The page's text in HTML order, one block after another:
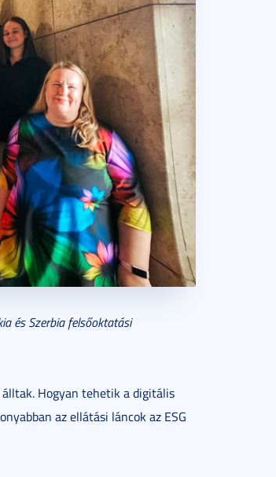
és Szerbia felsőoktatási
Hogyan tehetik a digitális
az ellátási láncok az ESG